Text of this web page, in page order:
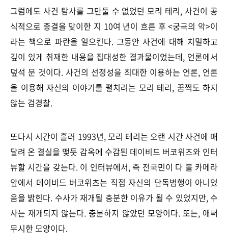
그럼에도 사건 탐사를 그만둘 수 없었던 모리 테리, 사건이 공
식적으로 종결을 맞이한 지 10여 년이 흐른 후 <궁극의 악>이
라는 책으로 파란을 일으킨다. 그동안 사건에 대해 치밀하고
깊이 있게 취재한 내용을 집대성한 결과물이었는데, 언론에서
덮석 문 것이다. 사건의 선정성을 최대한 이용하는 언론, 언론
을 이용해 자신의 이야기를 펼치려는 모리 테리, 꿈쩍도 하지
않는 검경찰.
또다시 시간이 흘러 1993년, 모리 테리는 오랜 시간 사건에 매
달려 온 결실을 맺듯 감옥에 수감된 데이비드 버코위츠와 인터
뷰할 시간을 갖는다. 이 인터뷰에서, 즉 전국민이 다 볼 카메라
앞에서 데이비드 버코위츠는 직접 자신의 단독범행이 아니었
음을 밝힌다. 수사가 재개될 충분한 이유가 될 수 있었지만, 수
사는 재개되지 않는다. 충분하지 않았던 모양이다. 또는, 애써
무시한 모양이다.